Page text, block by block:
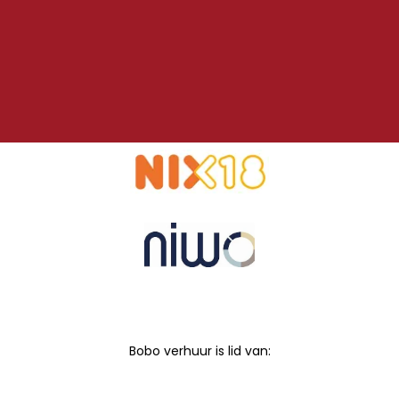
Bobo verhuur is lid van: